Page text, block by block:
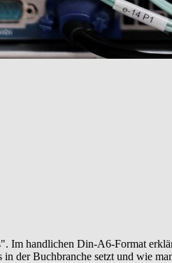
Im handlichen Din-A6-Format
der Buchbranche setzt und wie